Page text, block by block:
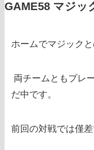
GAME58 マジッ
ホームでマジックと
両チームともプレ
だ中です。
前回の対戦では僅差